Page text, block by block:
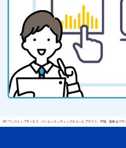
#PCワンストップサービス - パソコンキッティングからヘルプデスク、修理、廃棄までサ